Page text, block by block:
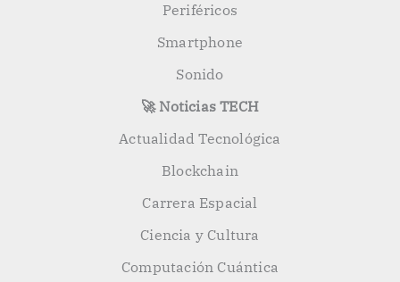
Periféricos
Smartphone
Sonido
🚀 Noticias TECH
Actualidad Tecnológica
Blockchain
Carrera Espacial
Ciencia y Cultura
Computación Cuántica